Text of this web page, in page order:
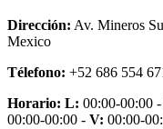
Dirección: Av. Mineros
Mexico
Télefono: +52 686 554
Horario: L: 00:00-00:00 -
00:00-00:00 - V: 00:00-